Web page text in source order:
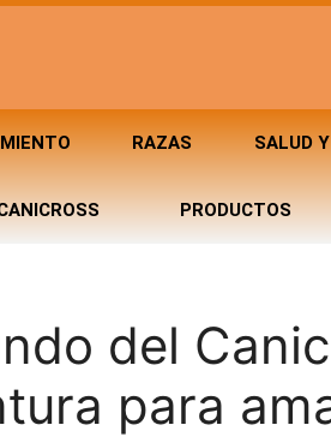
RAZAS SALUD
PRODUCTOS
del
para